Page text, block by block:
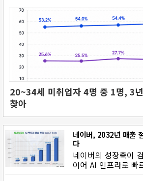
20~34세 미취업자 4명 중 1명, 3
찾아
네이버, 2032년 매출
다
네이버의 성장축이
이어 AI 인프라로 빠
AI 팩토리 사업이